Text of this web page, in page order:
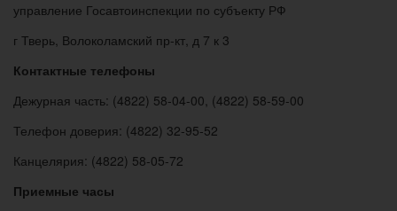
управление Госавтоинспекции по субъекту РФ
г Тверь, Волоколамский пр-кт, д 7 к 3
Контактные телефоны
Дежурная часть: (4822) 58-04-00, (4822) 58-59-00
Телефон доверия: (4822) 32-95-52
Канцелярия: (4822) 58-05-72
Приемные часы